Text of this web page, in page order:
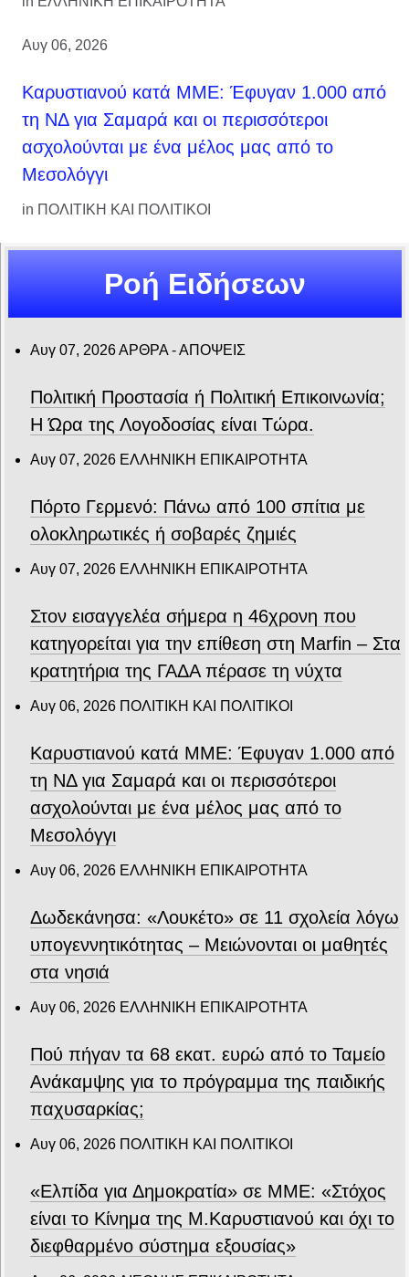
Αυγ 06, 2026
Καρυστιανού κατά ΜΜΕ: Έφυγαν 1.000 από
τη ΝΔ για Σαμαρά και οι περισσότεροι
ασχολούνται με ένα μέλος μας από το
Μεσολόγγι
in ΠΟΛΙΤΙΚΗ ΚΑΙ ΠΟΛΙΤΙΚΟΙ
Ροή Ειδήσεων
Αυγ 07, 2026ΑΡΘΡΑ - ΑΠΟΨΕΙΣ
Πολιτική Προστασία ή Πολιτική Επικοινωνία;
Η Ώρα της Λογοδοσίας είναι Τώρα.
Αυγ 07, 2026 ΕΛΛΗΝΙΚΗ ΕΠΙΚΑΙΡΟΤΗΤΑ
Πόρτο Γερμενό: Πάνω από 100 σπίτια με
ολοκληρωτικές ή σοβαρές ζημιές
Αυγ 07, 2026 ΕΛΛΗΝΙΚΗ ΕΠΙΚΑΙΡΟΤΗΤΑ
Στον εισαγγελέα σήμερα η 46χρονη που
κατηγορείται για την επίθεση στη Marfin – Στα
κρατητήρια της ΓΑΔΑ πέρασε τη νύχτα
Αυγ 06, 2026 ΠΟΛΙΤΙΚΗ ΚΑΙ ΠΟΛΙΤΙΚΟΙ
Καρυστιανού κατά ΜΜΕ: Έφυγαν 1.000 από
τη ΝΔ για Σαμαρά και οι περισσότεροι
ασχολούνται με ένα μέλος μας από το
Μεσολόγγι
Αυγ 06, 2026 ΕΛΛΗΝΙΚΗ ΕΠΙΚΑΙΡΟΤΗΤΑ
Δωδεκάνησα: «Λουκέτο» σε 11 σχολεία λόγω
υπογεννητικότητας – Μειώνονται οι μαθητές
στα νησιά
Αυγ 06, 2026 ΕΛΛΗΝΙΚΗ ΕΠΙΚΑΙΡΟΤΗΤΑ
Πού πήγαν τα 68 εκατ. ευρώ από το Ταμείο
Ανάκαμψης για το πρόγραμμα της παιδικής
παχυσαρκίας;
Αυγ 06, 2026 ΠΟΛΙΤΙΚΗ ΚΑΙ ΠΟΛΙΤΙΚΟΙ
«Ελπίδα για Δημοκρατία» σε ΜΜΕ: «Στόχος
είναι το Κίνημα της Μ.Καρυστιανού και όχι το
διεφθαρμένο σύστημα εξουσίας»